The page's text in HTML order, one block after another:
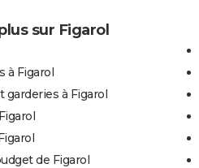
sur Figarol
à Figarol
garderies à Figarol
de Figarol